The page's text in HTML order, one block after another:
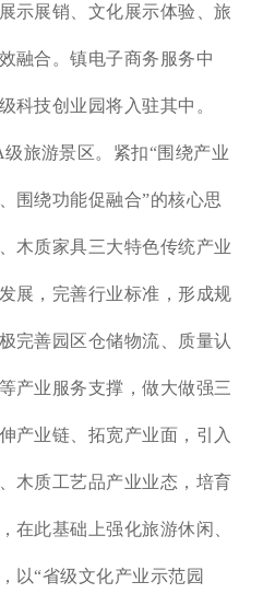
示展销、文化展示体验、旅
融合。镇电子商务服务中
科技创业园将入驻其中。
旅游景区。 紧扣“围绕产业
围绕功能促融合”的核心思
木质家具三大特色传统产业
展，完善行业标准，形成规
完善园区仓储物流、质量认
产业服务支撑，做大做强三
产业链、拓宽产业面，引入
木质工艺品产业业态，培育
在此基础上强化旅游休闲、
以“省级文化产业示范园